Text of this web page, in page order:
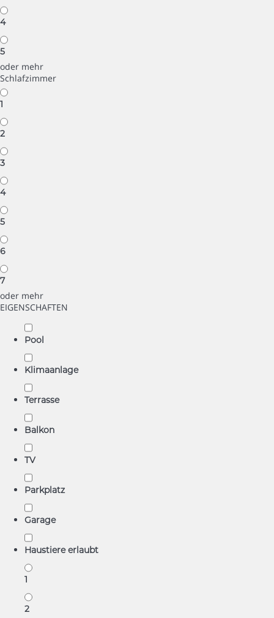
4
5
oder mehr
Schlafzimmer
1
2
3
4
5
6
7
oder mehr
EIGENSCHAFTEN
Pool
Klimaanlage
Terrasse
Balkon
TV
Parkplatz
Garage
Haustiere erlaubt
1
2